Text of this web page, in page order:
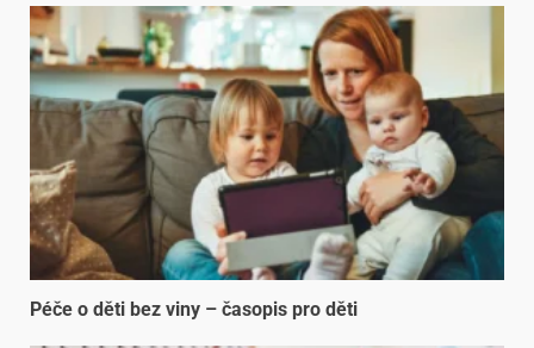
Péče o děti bez viny – časopis pro děti